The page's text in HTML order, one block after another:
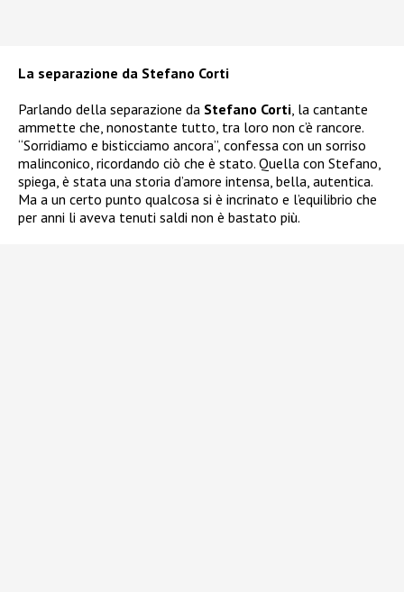
La separazione da Stefano Corti
Parlando della separazione da Stefano Corti , la cantante
ammette che, nonostante tutto, tra loro non c’è rancore.
“Sorridiamo e bisticciamo ancora”, confessa con un sorriso
malinconico, ricordando ciò che è stato. Quella con Stefano,
spiega, è stata una storia d’amore intensa, bella, autentica.
Ma a un certo punto qualcosa si è incrinato e l’equilibrio che
per anni li aveva tenuti saldi non è bastato più.